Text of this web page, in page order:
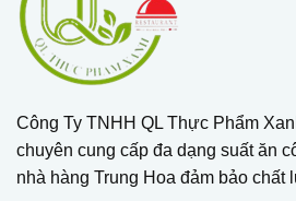
Công Ty TNHH QL Thực Phẩm
chuyên cung cấp đa dạng suất ăn
nhà hàng Trung Hoa đảm bảo chất